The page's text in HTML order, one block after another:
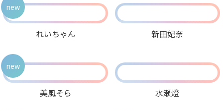
れいちゃん
new
新田妃奈
美風そら
new
水瀬燈